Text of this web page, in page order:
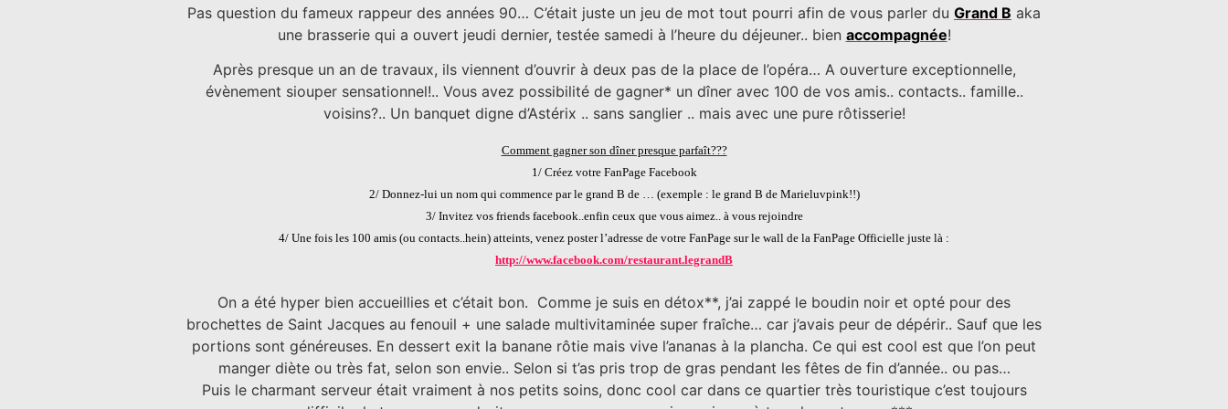
Pas question du fameux rappeur des années 90… C’était juste un jeu de mot tout pourri afin de vous parler du Grand B aka
une brasserie qui a ouvert jeudi dernier, testée samedi à l’heure du déjeuner.. bien accompagnée!
Après presque un an de travaux, ils viennent d’ouvrir à deux pas de la place de l’opéra… A ouverture exceptionnelle,
évènement siouper sensationnel!.. Vous avez possibilité de gagner* un dîner avec 100 de vos amis.. contacts.. famille..
voisins?.. Un banquet digne d’Astérix .. sans sanglier .. mais avec une pure rôtisserie!
Comment gagner son dîner presque parfaît???
1/ Créez votre FanPage Facebook
2/ Donnez-lui un nom qui commence par le grand B de … (exemple : le grand B de Marieluvpink!!)
3/ Invitez vos friends facebook..enfin ceux que vous aimez.. à vous rejoindre
4/ Une fois les 100 amis (ou contacts..hein) atteints, venez poster l’adresse de votre FanPage sur le wall de la FanPage Officielle juste là :
http://www.facebook.com/restaurant.legrandB
On a été hyper bien accueillies et c’était bon. Comme je suis en détox**, j’ai zappé le boudin noir et opté pour des
brochettes de Saint Jacques au fenouil + une salade multivitaminée super fraîche… car j’avais peur de dépérir.. Sauf que les
portions sont généreuses. En dessert exit la banane rôtie mais vive l’ananas à la plancha. Ce qui est cool est que l’on peut
manger diète ou très fat, selon son envie.. Selon si t’as pris trop de gras pendant les fêtes de fin d’année.. ou pas…
Puis le charmant serveur était vraiment à nos petits soins, donc cool car dans ce quartier très touristique c’est toujours